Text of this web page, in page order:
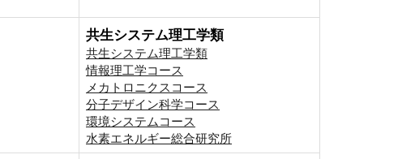
共生システム理工学類
共生システム理工学類
情報理工学コース
メカトロニクスコース
分子デザイン科学コース
環境システムコース
⽔素エネルギー総合研究所